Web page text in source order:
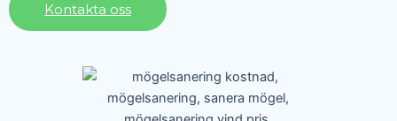
Kontakta oss